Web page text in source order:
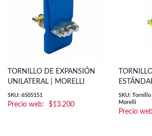
TORNILLO DE EXPANSIÓN
UNILATERAL | MORELLI
SKU: 6505151
$13.200
SKU: Tornillo
Morelli